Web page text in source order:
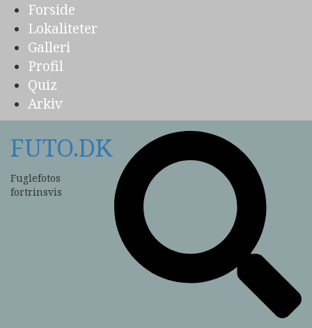
Forside
Lokaliteter
Galleri
Profil
Quiz
Arkiv
FUTO.DK
Fuglefotos
fortrinsvis